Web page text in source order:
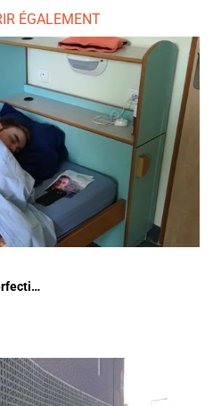
ÉGALEMENT